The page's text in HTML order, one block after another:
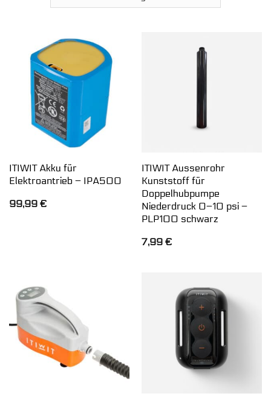
ITIWIT Akku für
Elektroantrieb – IPA500
99,99 €
ITIWIT Aussenrohr
Kunststoff für
Doppelhubpumpe
Niederdruck 0–10 psi –
PLP100 schwarz
7,99 €